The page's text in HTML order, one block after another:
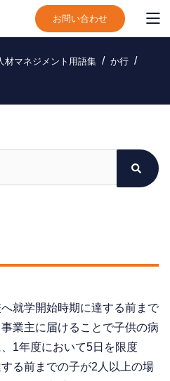
お問い合わせ
材マネジメント用語集
か行
就学開始時期に達する前まで
業主に届けることで子供の病
1年度において5日を限度
る前までの子が2人以上の場